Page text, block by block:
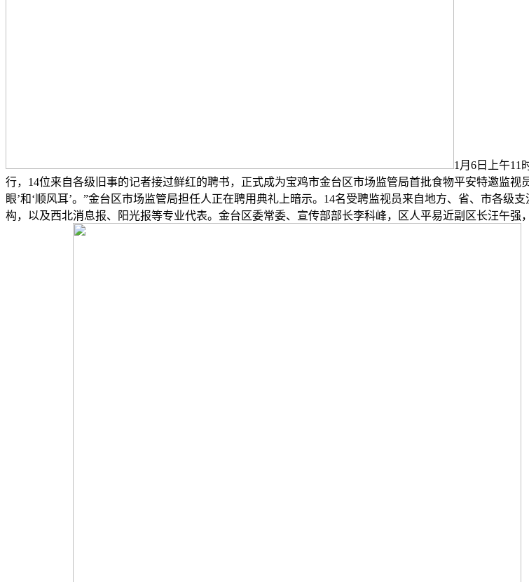
1月6日上午11
行，14位来自各级旧事的记者接过鲜红的聘书，正式成为宝鸡市金台区市场监管局首批食物平安特邀监
眼’和‘顺风耳’。”金台区市场监管局担任人正在聘用典礼上暗示。14名受聘监视员来自地方、省、市各
构，以及西北消息报、阳光报等专业代表。金台区委常委、宣传部部长李科峰，区人平易近副区长汪午